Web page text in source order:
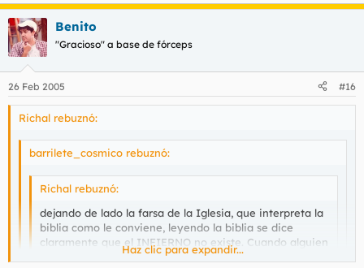
Benito
"Gracioso" a base de fórceps
26 Feb 2005 #16
Richal rebuznó:
barrilete_cosmico rebuznó:
Richal rebuznó:
dejando de lado la farsa de la Iglesia, que interpreta la
biblia como le conviene, leyendo la biblia se dice
claramente que el INFIERNO no existe. Cuando alguien
no es digno de sentarse al lado de Dios simplemente al
Haz clic para expandir...